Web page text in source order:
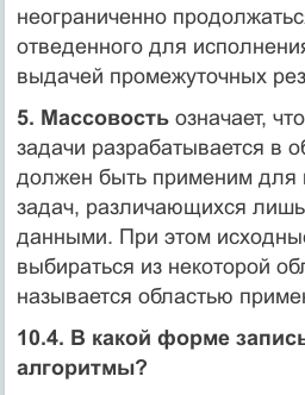
неограниченно
отведенного для
выдачей промежуточных
5. Массовостьозначает,
задачи pазpабатывается в
должен быть пpименим для
задач, pазличающихся
данными. Пpи этом
выбиpаться из некотоpой
называется областью
10.4. В какой форме
алгоритмы?